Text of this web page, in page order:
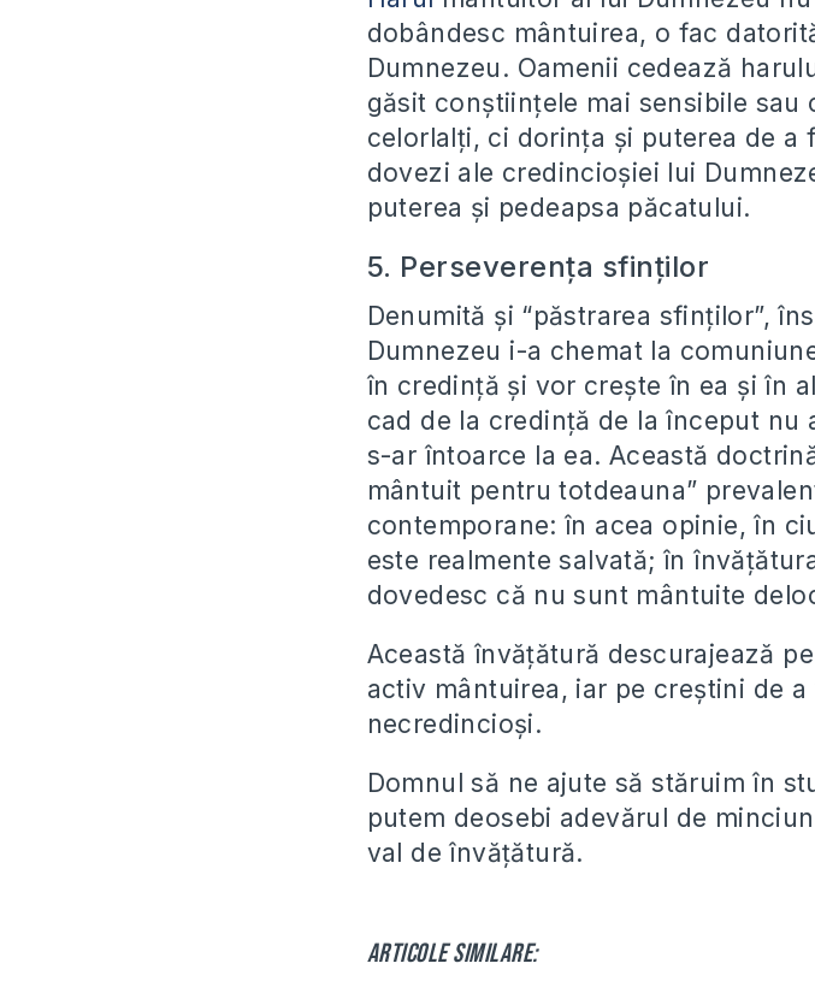
dobândesc mântuirea, o fac
Dumnezeu. Oamenii cedează
găsit conștiințele mai sensibile sau
celorlalți, ci dorința și puterea de a
dovezi ale credincioșiei lui
puterea și pedeapsa păcatului.
5. Perseverența sfinților
Denumită și “păstrarea sfinților”,
Dumnezeu i-a chemat la
în credință și vor crește în ea și în
cad de la credință de la început nu
s-ar întoarce la ea. Această
mântuit pentru totdeauna”
contemporane: în acea opinie, în
este realmente salvată; în
dovedesc că nu sunt mântuite
Această învățătură descurajează
activ mântuirea, iar pe creștini de
necredincioși.
Domnul să ne ajute să stăruim în
putem deosebi adevărul de
val de învățătură.
Articole similare: